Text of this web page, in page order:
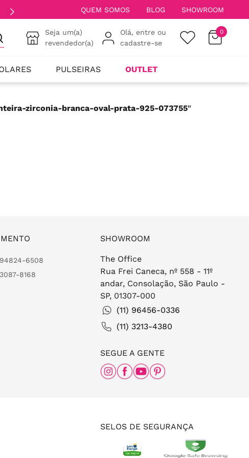
QUEM SOMOS BLOG SHOWROOM
Seja um(a)
revendedor(a)
Olá, entre ou
cadastre-se
0
PULSEIRAS OUTLET
zirconia-branca-oval-prata-925-073755"
94824-6508
3087-8168
SHOWROOM
The Office
Rua Frei Caneca, nº 558 - 11º
andar, Consolação, São Paulo -
SP, 01307-000
(11) 96456-0336
(11) 3213-4380
SEGUE A GENTE
SELOS DE SEGURANÇA